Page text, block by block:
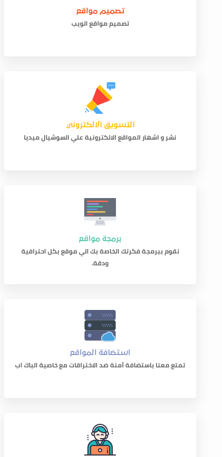
تصميم مواقع
تصميم مواقع الويب
التسويق الالكتروني
نشر و اشهار المواقع الالكترونية علي السوشيال ميديا
برمجة مواقع
نقوم ببرمجة فكرتك الخاصة بك الي موقع بكل احترافية
ودقة.
استضافة المواقع
تمتع معنا باستضافة آمنة ضد الاختراقات مع خاصية الباك اب